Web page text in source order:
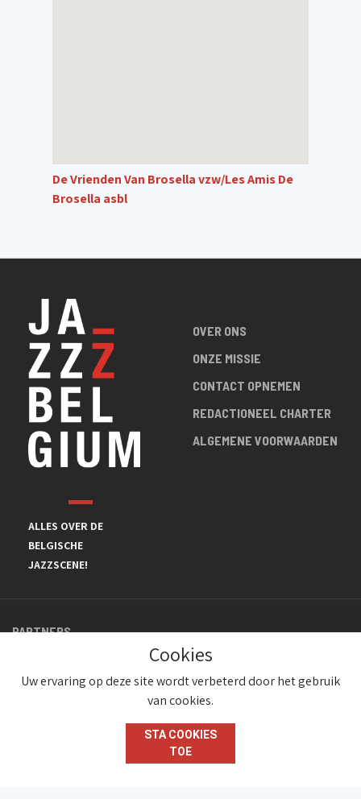
De Vrienden Van Brosella vzw/Les Amis De
Brosella asbl
ALLES OVER DE
BELGISCHE
JAZZSCENE!
OVER ONS
ONZE MISSIE
CONTACT OPNEMEN
REDACTIONEEL CHARTER
ALGEMENE VOORWAARDEN
PARTNERS
© JazzInBelgium 2026 ( Version 1.1.2)
Cookies
Uw ervaring op deze site wordt verbeterd door het gebruik
van cookies.
STA COOKIES
TOE